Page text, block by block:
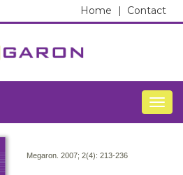
Contact
Home |
Megaron. 2007; 2(4): 213-236